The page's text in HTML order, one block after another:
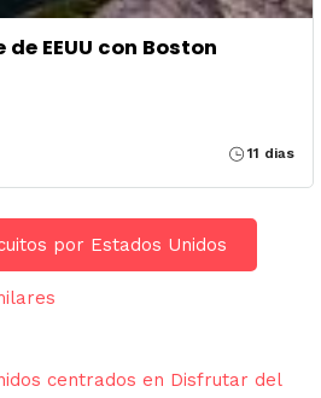
EEUU con Boston
11 dias
por Estados Unidos
centrados en Disfrutar del